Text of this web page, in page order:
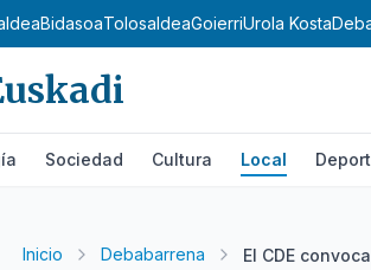
BidasoaTolosaldeaGoierriUrola Kosta
Sociedad Cultura Local
Inicio Debabarrena El CDE